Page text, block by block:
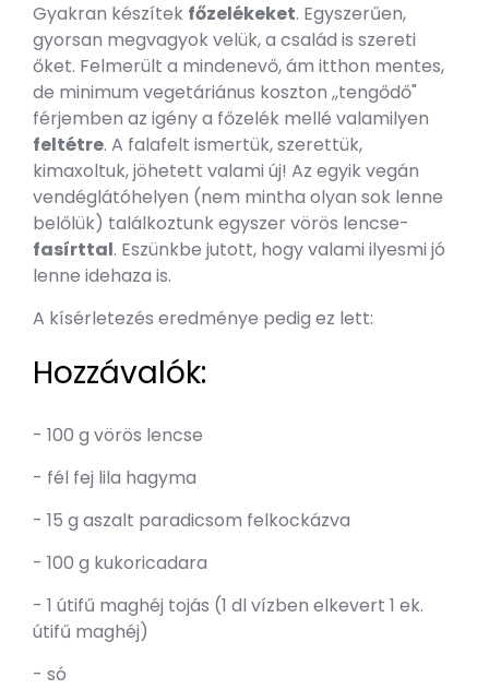
Gyakran készítek főzelékeket. Egyszerűen,
gyorsan megvagyok velük, a család is szereti
őket. Felmerült a mindenevő, ám itthon mentes,
de minimum vegetáriánus koszton ,,tengődő"
férjemben az igény a főzelék mellé valamilyen
feltétre. A falafelt ismertük, szerettük,
kimaxoltuk, jöhetett valami új! Az egyik vegán
vendéglátóhelyen (nem mintha olyan sok lenne
belőlük) találkoztunk egyszer vörös lencse-
fasírttal. Eszünkbe jutott, hogy valami ilyesmi jó
lenne idehaza is.
A kísérletezés eredménye pedig ez lett:
Hozzávalók:
- 100 g vörös lencse
- fél fej lila hagyma
- 15 g aszalt paradicsom felkockázva
- 100 g kukoricadara
- 1 útifű maghéj tojás (1 dl vízben elkevert 1 ek.
útifű maghéj)
- só